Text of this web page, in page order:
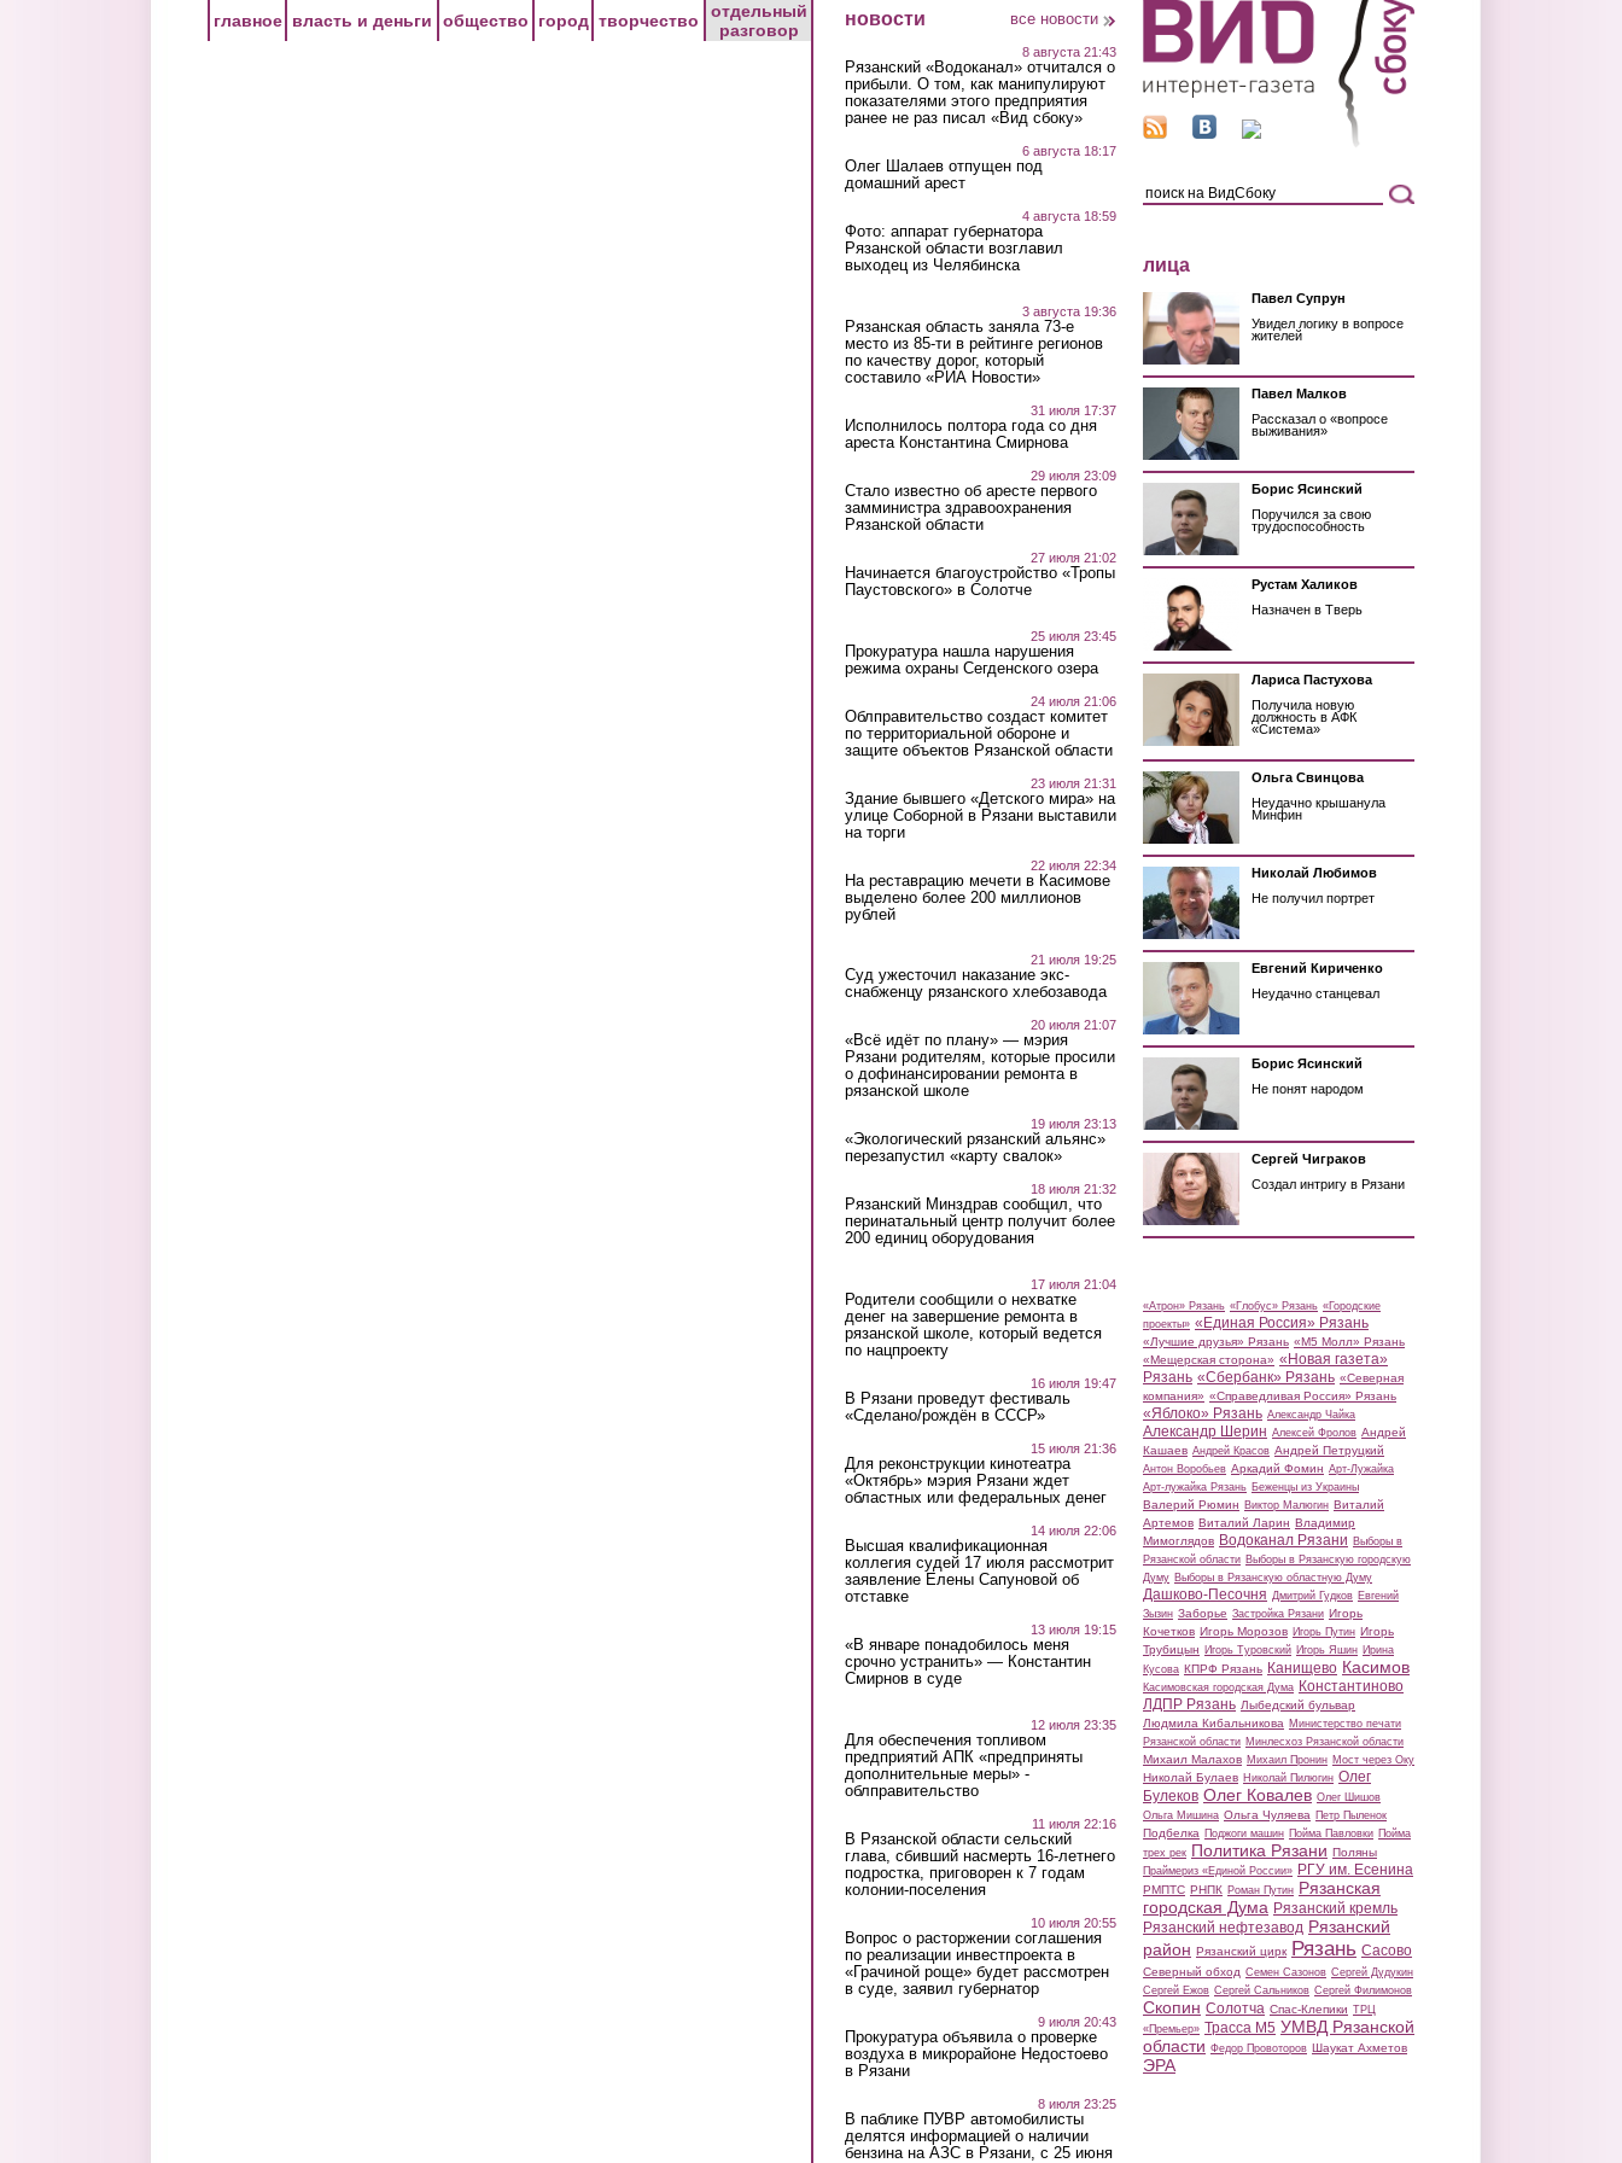
главное власть и деньги общество город творчество
отдельный
разговор
новости все новости
8 августа 21:43
Рязанский «Водоканал» отчитался о
прибыли. О том, как манипулируют
показателями этого предприятия
ранее не раз писал «Вид сбоку»
6 августа 18:17
Олег Шалаев отпущен под
домашний арест
4 августа 18:59
Фото: аппарат губернатора
Рязанской области возглавил
выходец из Челябинска
3 августа 19:36
Рязанская область заняла 73-е
место из 85-ти в рейтинге регионов
по качеству дорог, который
составило «РИА Новости»
31 июля 17:37
Исполнилось полтора года со дня
ареста Константина Смирнова
29 июля 23:09
Стало известно об аресте первого
замминистра здравоохранения
Рязанской области
27 июля 21:02
Начинается благоустройство «Тропы
Паустовского» в Солотче
25 июля 23:45
Прокуратура нашла нарушения
режима охраны Сегденского озера
24 июля 21:06
Облправительство создаст комитет
по территориальной обороне и
защите объектов Рязанской области
23 июля 21:31
Здание бывшего «Детского мира» на
улице Соборной в Рязани выставили
на торги
22 июля 22:34
На реставрацию мечети в Касимове
выделено более 200 миллионов
рублей
21 июля 19:25
Суд ужесточил наказание экс-
снабженцу рязанского хлебозавода
20 июля 21:07
«Всё идёт по плану» — мэрия
Рязани родителям, которые просили
о дофинансировании ремонта в
рязанской школе
19 июля 23:13
«Экологический рязанский альянс»
перезапустил «карту свалок»
18 июля 21:32
Рязанский Минздрав сообщил, что
перинатальный центр получит более
200 единиц оборудования
17 июля 21:04
Родители сообщили о нехватке
денег на завершение ремонта в
рязанской школе, который ведется
по нацпроекту
16 июля 19:47
В Рязани проведут фестиваль
«Сделано/рождён в СССР»
15 июля 21:36
Для реконструкции кинотеатра
«Октябрь» мэрия Рязани ждет
областных или федеральных денег
14 июля 22:06
Высшая квалификационная
коллегия судей 17 июля рассмотрит
заявление Елены Сапуновой об
отставке
13 июля 19:15
«В январе понадобилось меня
срочно устранить» — Константин
Смирнов в суде
12 июля 23:35
Для обеспечения топливом
предприятий АПК «предприняты
дополнительные меры» -
облправительство
11 июля 22:16
В Рязанской области сельский
глава, сбивший насмерть 16-летнего
подростка, приговорен к 7 годам
колонии-поселения
10 июля 20:55
Вопрос о расторжении соглашения
по реализации инвестпроекта в
«Грачиной роще» будет рассмотрен
в суде, заявил губернатор
9 июля 20:43
Прокуратура объявила о проверке
воздуха в микрорайоне Недостоево
в Рязани
8 июля 23:25
В паблике ПУВР автомобилисты
делятся информацией о наличии
бензина на АЗС в Рязани, с 25 июня
лица
Павел Супрун
Увидел логику в вопросе
жителей
Павел Малков
Рассказал о «вопросе
выживания»
Борис Ясинский
Поручился за свою
трудоспособность
Рустам Халиков
Назначен в Тверь
Лариса Пастухова
Получила новую
должность в АФК
«Система»
Ольга Свинцова
Неудачно крышанула
Минфин
Николай Любимов
Не получил портрет
Евгений Кириченко
Неудачно станцевал
Борис Ясинский
Не понят народом
Сергей Чиграков
Создал интригу в Рязани
«Атрон» Рязань «Глобус» Рязань «Городские
проекты» «Единая Россия» Рязань
«Лучшие друзья» Рязань «М5 Молл» Рязань
«Мещерская сторона» «Новая газета»
Рязань «Сбербанк» Рязань «Северная
компания» «Справедливая Россия» Рязань
«Яблоко» Рязань Александр Чайка
Александр Шерин Алексей Фролов Андрей
Кашаев Андрей Красов Андрей Петруцкий
Антон Воробьев Аркадий Фомин Арт-Лужайка
Арт-лужайка Рязань Беженцы из Украины
Валерий Рюмин Виктор Малюгин Виталий
Артемов Виталий Ларин Владимир
Мимоглядов Водоканал Рязани Выборы в
Рязанской области Выборы в Рязанскую городскую
Думу Выборы в Рязанскую областную Думу
Дашково-Песочня Дмитрий Гудков Евгений
Зызин Заборье Застройка Рязани Игорь
Кочетков Игорь Морозов Игорь Путин Игорь
Трубицын Игорь Туровский Игорь Яшин Ирина
Кусова КПРФ Рязань Канищево Касимов
Касимовская городская Дума Константиново
ЛДПР Рязань Лыбедский бульвар
Людмила Кибальникова Министерство печати
Рязанской области Минлесхоз Рязанской области
Михаил Малахов Михаил Пронин Мост через Оку
Николай Булаев Николай Пилюгин Олег
Булеков Олег Ковалев Олег Шишов
Ольга Мишина Ольга Чуляева Петр Пыленок
Подбелка Поджоги машин Пойма Павловки Пойма
трех рек Политика Рязани Поляны
Праймериз «Единой России» РГУ им. Есенина
РМПТС РНПК Роман Путин Рязанская
городская Дума Рязанский кремль
Рязанский нефтезавод Рязанский
район Рязанский цирк Рязань Сасово
Северный обход Семен Сазонов Сергей Дудукин
Сергей Ежов Сергей Сальников Сергей Филимонов
Скопин Солотча Спас-Клепики ТРЦ
«Премьер» Трасса М5 УМВД Рязанской
области Федор Провоторов Шаукат Ахметов
ЭРА